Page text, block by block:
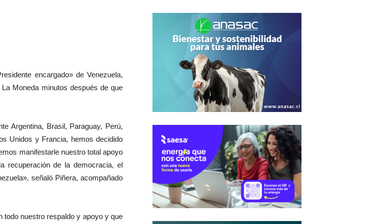
encargado» de Venezuela,
Moneda minutos después de que
Argentina, Brasil, Paraguay, Perú,
Unidos y Francia, hemos decidido
manifestarle nuestro total apoyo
recuperación de la democracia, el
señaló Piñera, acompañado
todo nuestro respaldo y apoyo y que